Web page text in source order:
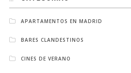
APARTAMENTOS EN MADRID
BARES CLANDESTINOS
CINES DE VERANO